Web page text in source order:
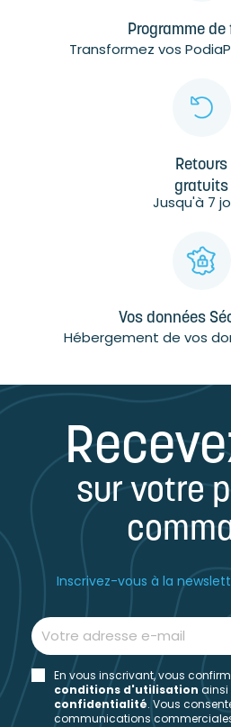
Programme
Transformez vos
Retours
gratuits
Jusqu'à 7
Vos données
Hébergement de vos
sur votre
Inscrivez-vous à la
En vous inscrivant, vous
conditions d'utilisation
confidentialité. Vous
communications